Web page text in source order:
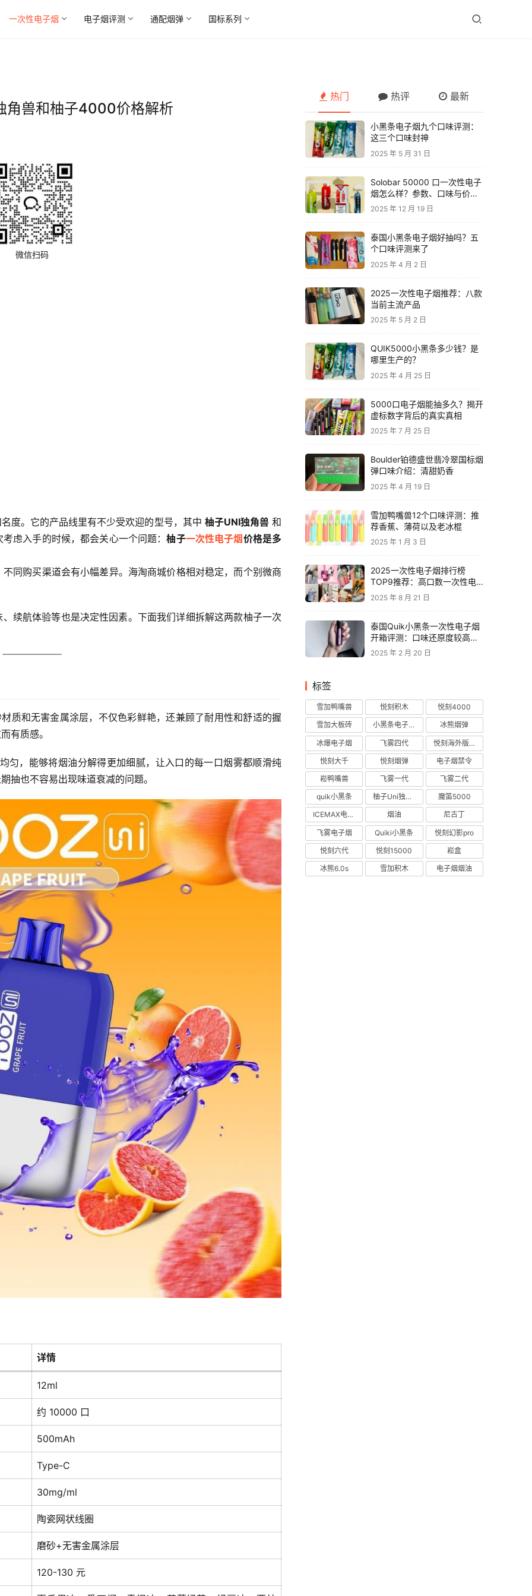
一次性电子烟 电子烟评测 通配烟弹 国标系列
角兽和柚子4000价格解析
微信扫码
度。它的产品线里有不少受欢迎的型号，其中 柚子UNI独角兽
虑入手的时候，都会关心一个问题：柚子一次性电子烟价格是多
同购买渠道会有小幅差异。海淘商城价格相对稳定，而个别微商
续航体验等也是决定性因素。下面我们详细拆解这两款柚子一次
质和无害金属涂层，不仅色彩鲜艳，还兼顾了耐用性和舒适的握
有质感。
匀，能够将烟油分解得更加细腻，让入口的每一口烟雾都顺滑纯
抽也不容易出现味道衰减的问题。
详情
12ml
约 10000 口
500mAh
Type-C
30mg/ml
陶瓷网状线圈
磨砂+无害金属涂层
120-130 元
热门 热评 最新
小黑条电子烟九个口味评测：
这三个口味封神
2025 年 5 月 31 日
Solobar 50000 口一次性电子
烟怎么样？参数、口味与价格
解析
2025 年 12 月 19 日
泰国小黑条电子烟好抽吗？五
个口味评测来了
2025 年 4 月 2 日
2025一次性电子烟推荐：八款
当前主流产品
2025 年 5 月 2 日
QUIK5000小黑条多少钱？是
哪里生产的？
2025 年 4 月 25 日
5000口电子烟能抽多久？揭开
虚标数字背后的真实真相
2025 年 7 月 25 日
Boulder铂德盛世翡冷翠国标烟
弹口味介绍：清甜奶香
2025 年 4 月 19 日
雪加鸭嘴兽12个口味评测：推
荐香蕉、薄荷以及老冰棍
2025 年 1 月 3 日
2025一次性电子烟排行榜
TOP9推荐：高口数一次性电
子烟对比，性价比电子烟品牌
2025 年 8 月 21 日
泰国Quik小黑条一次性电子烟
开箱评测：口味还原度较高，
层次丰富
2025 年 2 月 20 日
标签
雪加鸭嘴兽 悦刻积木 悦刻4000
雪加大板砖 小黑条电子烟 冰熊烟弹
冰爆电子烟 飞雾四代 悦刻海外版烟弹
悦刻大千 悦刻烟弹 电子烟禁令
崧鸭嘴兽 飞雾一代 飞雾二代
quik小黑条 柚子Uni独角兽 魔笛5000
ICEMAX电子烟 烟油 尼古丁
飞雾电子烟 Quiki小黑条 悦刻幻影pro
悦刻六代 悦刻15000 崧盒
冰熊6.0s 雪加积木 电子烟烟油